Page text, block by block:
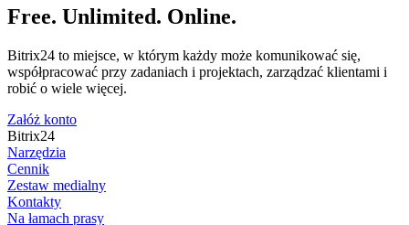
Free. Unlimited. Online.
Bitrix24 to miejsce, w którym każdy może komunikować się,
współpracować przy zadaniach i projektach, zarządzać klientami i
robić o wiele więcej.
Załóż konto
Bitrix24
Narzędzia
Cennik
Zestaw medialny
Kontakty
Na łamach prasy